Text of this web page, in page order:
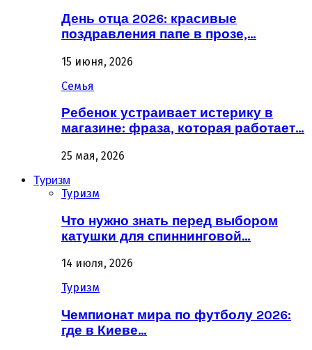
День отца 2026: красивые
поздравления папе в прозе,…
15 июня, 2026
Семья
Ребенок устраивает истерику в
магазине: фраза, которая работает…
25 мая, 2026
Туризм
Туризм
Что нужно знать перед выбором
катушки для спиннинговой…
14 июля, 2026
Туризм
Чемпионат мира по футболу 2026:
где в Киеве…